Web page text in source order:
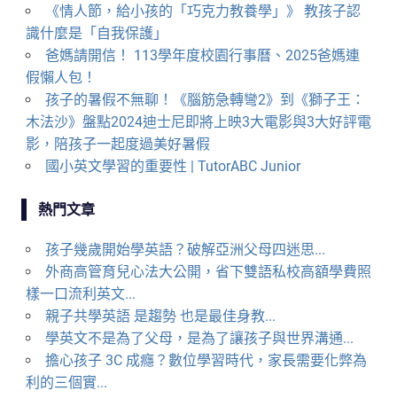
《情人節，給小孩的「巧克力教養學」》 教孩子認
識什麼是「自我保護」
爸媽請開信！ 113學年度校園行事曆、2025爸媽連
假懶人包！
孩子的暑假不無聊！《腦筋急轉彎2》到《獅子王：
木法沙》盤點2024迪士尼即將上映3大電影與3大好評電
影，陪孩子一起度過美好暑假
國小英文學習的重要性 | TutorABC Junior
熱門文章
孩子幾歲開始學英語？破解亞洲父母四迷思...
外商高管育兒心法大公開，省下雙語私校高額學費照
樣一口流利英文...
親子共學英語 是趨勢 也是最佳身教...
學英文不是為了父母，是為了讓孩子與世界溝通...
擔心孩子 3C 成癮？數位學習時代，家長需要化弊為
利的三個實...